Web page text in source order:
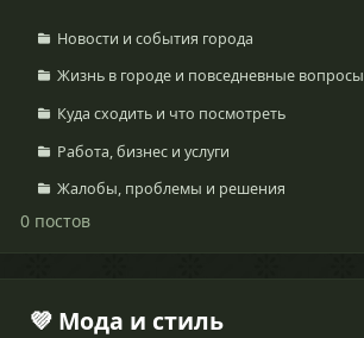
Новости и события города
Жизнь в городе и повседневные вопросы
Куда сходить и что посмотреть
Работа, бизнес и услуги
Жалобы, проблемы и решения
0 постов
💜 Мода и стиль